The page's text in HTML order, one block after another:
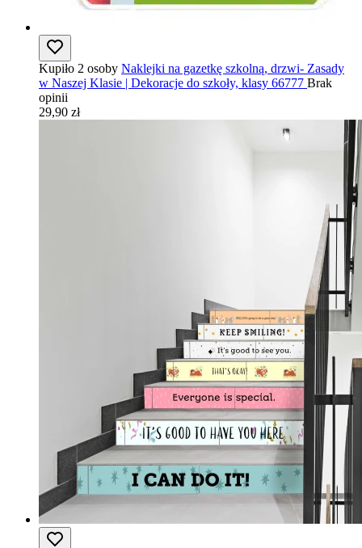
Kupiło 2 osoby Naklejki na gazetkę szkolną, drzwi- Zasady
w Naszej Klasie | Dekoracje do szkoły, klasy 66777 Brak
opinii
29,90 zł